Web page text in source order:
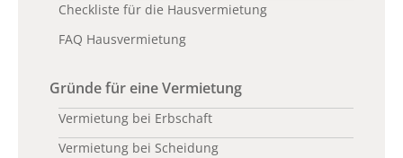
Checkliste für die Hausvermietung
FAQ Hausvermietung
Gründe für eine Vermietung
Vermietung bei Erbschaft
Vermietung bei Scheidung